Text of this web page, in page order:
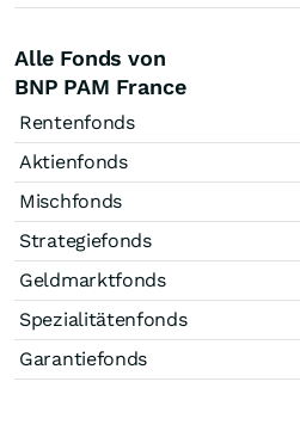
Alle Fonds von
BNP PAM France
Rentenfonds
Aktienfonds
Mischfonds
Strategiefonds
Geldmarktfonds
Spezialitätenfonds
Garantiefonds